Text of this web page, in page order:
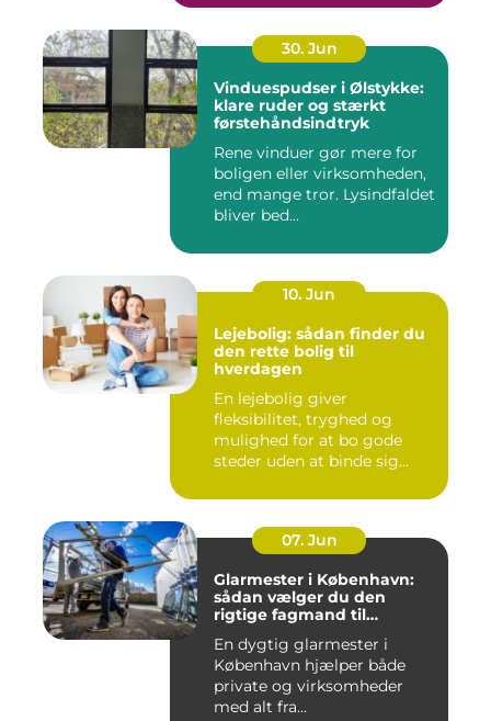
30. Jun
Vinduespudser i Ølstykke:
klare ruder og stærkt
førstehåndsindtryk
Rene vinduer gør mere for
boligen eller virksomheden,
end mange tror. Lysindfaldet
bliver bed...
10. Jun
Lejebolig: sådan finder du
den rette bolig til
hverdagen
En lejebolig giver
fleksibilitet, tryghed og
mulighed for at bo gode
steder uden at binde sig
07. Jun
Glarmester i København:
sådan vælger du den
rigtige fagmand til
En dygtig glarmester i
København hjælper både
private og virksomheder
med alt fra...